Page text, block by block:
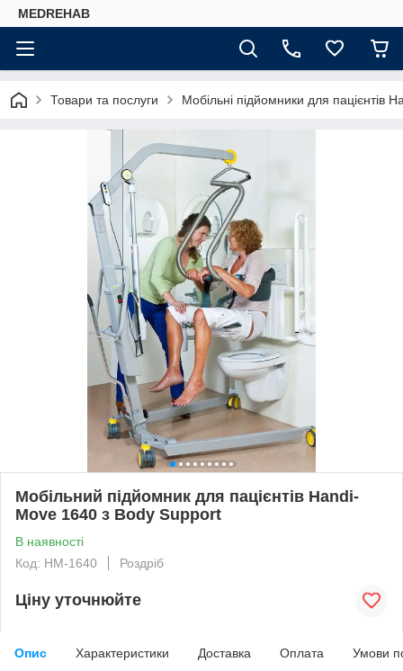
MEDREHAB
Товари та послуги Мобільні підйомники для пацієнтів
Мобільний підйомник для пацієнтів Handi-
Move 1640 з Body Support
В наявності
Код: HM-1640
Роздріб
Ціну уточнюйте
Опис Характеристики Доставка Оплата Умови